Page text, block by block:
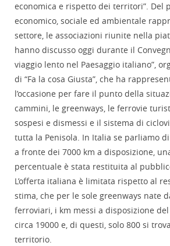
economica e rispetto dei territori”. Del
economico, sociale ed ambientale
settore, le associazioni riunite nella
hanno discusso oggi durante il
viaggio lento nel Paesaggio italiano”,
di “Fa la cosa Giusta”, che ha
l’occasione per fare il punto della
cammini, le greenways, le ferrovie
sospesi e dismessi e il sistema di
tutta la Penisola. In Italia se parliamo
a fronte dei 7000 km a disposizione,
percentuale è stata restituita al
L’offerta italiana è limitata rispetto al
stima, che per le sole greenways nate
ferroviari, i km messi a disposizione
circa 19000 e, di questi, solo 800 si
territorio.